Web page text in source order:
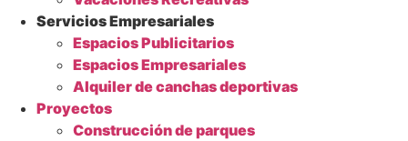
Servicios Empresariales
Espacios Publicitarios
Espacios Empresariales
Alquiler de canchas deportivas
Proyectos
Construcción de parques